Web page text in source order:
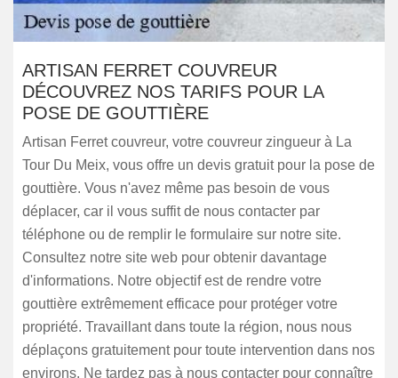
ARTISAN FERRET COUVREUR
DÉCOUVREZ NOS TARIFS POUR LA
POSE DE GOUTTIÈRE
Artisan Ferret couvreur, votre couvreur zingueur à La
Tour Du Meix, vous offre un devis gratuit pour la pose de
gouttière. Vous n'avez même pas besoin de vous
déplacer, car il vous suffit de nous contacter par
téléphone ou de remplir le formulaire sur notre site.
Consultez notre site web pour obtenir davantage
d'informations. Notre objectif est de rendre votre
gouttière extrêmement efficace pour protéger votre
propriété. Travaillant dans toute la région, nous nous
déplaçons gratuitement pour toute intervention dans nos
environs. Ne tardez pas à nous contacter pour connaître